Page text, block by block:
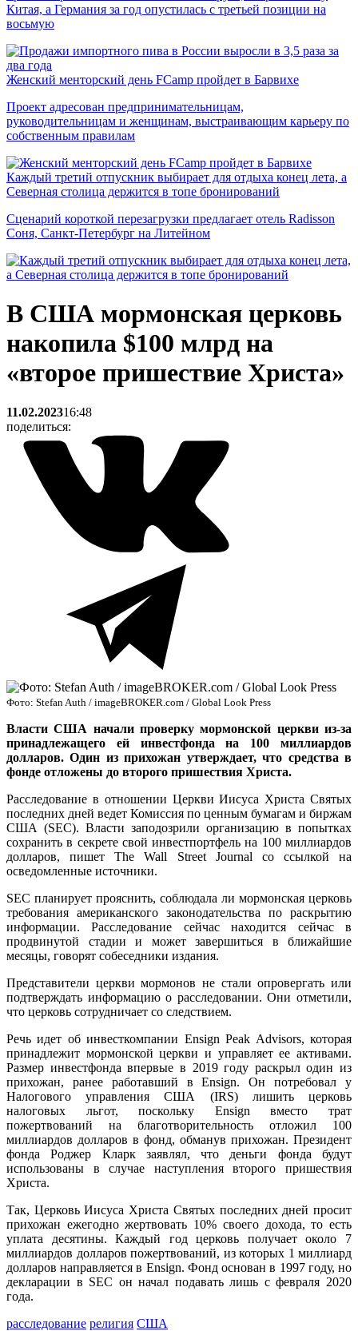
Китая, а Германия за год опустилась с третьей позиции на
восьмую
Женский менторский день FCamp пройдет в Барвихе
Проект адресован предпринимательницам,
руководительницам и женщинам, выстраивающим карьеру по
собственным правилам
Каждый третий отпускник выбирает для отдыха конец лета, а
Северная столица держится в топе бронирований
Сценарий короткой перезагрузки предлагает отель Radisson
Соня, Санкт-Петербург на Литейном
В США мормонская церковь
накопила $100 млрд на
«второе пришествие Христа»
11.02.202316:48
поделиться:
Фото: Stefan Auth / imageBROKER.com / Global Look Press
Власти США начали проверку мормонской церкви из-за
принадлежащего ей инвестфонда на 100 миллиардов
долларов. Один из прихожан утверждает, что средства в
фонде отложены до второго пришествия Христа.
Расследование в отношении Церкви Иисуса Христа Святых
последних дней ведет Комиссия по ценным бумагам и биржам
США (SEC). Власти заподозрили организацию в попытках
сохранить в секрете свой инвестпортфель на 100 миллиардов
долларов, пишет The Wall Street Journal со ссылкой на
осведомленные источники.
SEC планирует прояснить, соблюдала ли мормонская церковь
требования американского законодательства по раскрытию
информации. Расследование сейчас находится сейчас в
продвинутой стадии и может завершиться в ближайшие
месяцы, говорят собеседники издания.
Представители церкви мормонов не стали опровергать или
подтверждать информацию о расследовании. Они отметили,
что церковь сотрудничает со следствием.
Речь идет об инвесткомпании Ensign Peak Advisors, которая
принадлежит мормонской церкви и управляет ее активами.
Размер инвестфонда впервые в 2019 году раскрыл один из
прихожан, ранее работавший в Ensign. Он потребовал у
Налогового управления США (IRS) лишить церковь
налоговых льгот, поскольку Ensign вместо трат
пожертвований на благотворительность отложил 100
миллиардов долларов в фонд, обманув прихожан. Президент
фонда Роджер Кларк заявлял, что деньги фонда будут
использованы в случае наступления второго пришествия
Христа.
Так, Церковь Иисуса Христа Святых последних дней просит
прихожан ежегодно жертвовать 10% своего дохода, то есть
уплата десятины. Каждый год церковь получает около 7
миллиардов долларов пожертвований, из которых 1 миллиард
долларов направляется в Ensign. Фонд основан в 1997 году, но
декларации в SEC он начал подавать лишь с февраля 2020
года.
расследование религия США